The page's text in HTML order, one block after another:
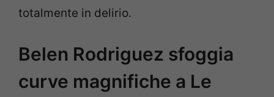
totalmente in delirio.
Belen Rodriguez sfoggia
curve magnifiche a Le